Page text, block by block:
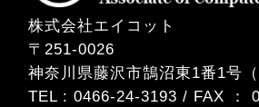
株式会社エイコット
〒251-0026
神奈川県藤沢市鵠沼東1番1号（
TEL : 0466-24-3193 / FAX ：